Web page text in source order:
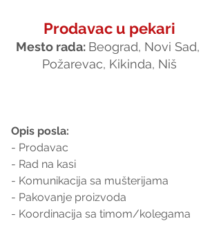
Prodavac u pekari
Mesto rada: Beograd, Novi Sad,
Požarevac, Kikinda, Niš
Opis posla:
- Prodavac
- Rad na kasi
- Komunikacija sa mušterijama
- Pakovanje proizvoda
- Koordinacija sa timom/kolegama